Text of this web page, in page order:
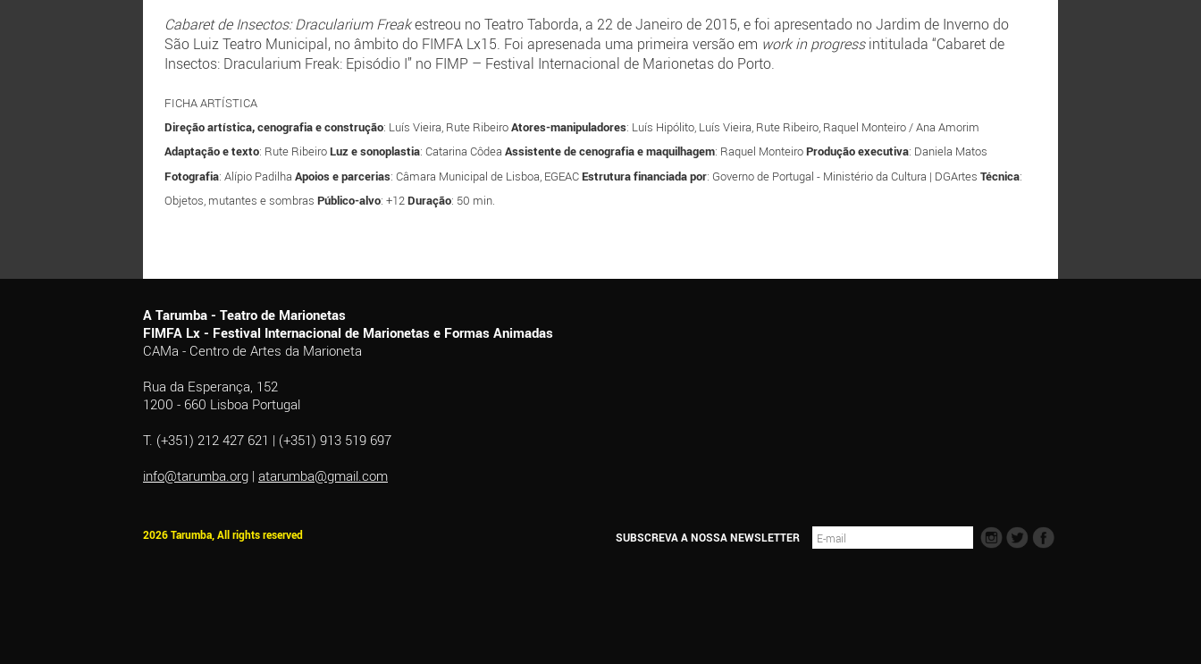
Cabaret de Insectos: Dracularium Freakestreou no Teatro Taborda, a 22 de Janeiro de 2015, e foi apresentado no Jardim de Inverno do
São Luiz Teatro Municipal, no âmbito do FIMFA Lx15. Foi apresenada uma primeira versão em work in progressintitulada “Cabaret de
Insectos: Dracularium Freak: Episódio I” no FIMP – Festival Internacional de Marionetas do Porto.
FICHA ARTÍSTICA
Direção artística, cenografia e construção: Luís Vieira, Rute RibeiroAtores-manipuladores: Luís Hipólito, Luís Vieira, Rute Ribeiro, Raquel Monteiro / Ana Amorim
Adaptação e texto: Rute RibeiroLuz e sonoplastia: Catarina Côdea Assistente de cenografia e maquilhagem: Raquel MonteiroProduçãoexecutiva: Daniela Matos
Fotografia: Alípio Padilha Apoios e parcerias: Câmara Municipal de Lisboa, EGEACEstrutura financiada por: Governo de Portugal - Ministério da Cultura | DGArtes Técnica:
Objetos, mutantes e sombras Público-alvo: +12Duração: 50 min.
A Tarumba - Teatro de Marionetas
FIMFA Lx - Festival Internacional de Marionetas e Formas Animadas
CAMa - Centro de Artes da Marioneta
Rua da Esperança, 152
1200 - 660 Lisboa Portugal
T. (+351) 212 427 621 | (+351) 913 519 697
info@tarumba.org | atarumba@gmail.com
2026 Tarumba, All rights reserved SUBSCREVA A NOSSA NEWSLETTER